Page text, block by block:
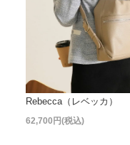
Rebecca（レベッカ）
62,700円(税込)